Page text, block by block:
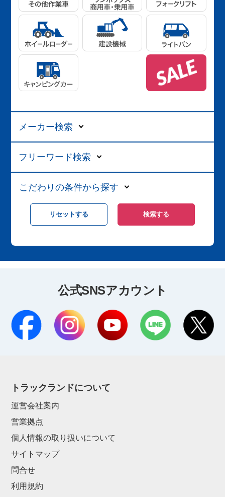
メーカー検索
フリーワード検索
こだわりの条件から探す
公式SNSアカウント
トラックランドについて
運営会社案内
営業拠点
個人情報の取り扱いについて
サイトマップ
問合せ
利用規約